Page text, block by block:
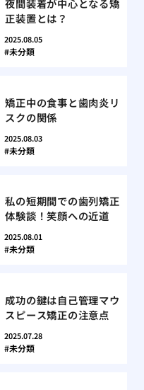
夜間装着が中心となる矯
正装置とは？
2025.08.05
未分類
矯正中の食事と歯肉炎リ
スクの関係
2025.08.03
未分類
私の短期間での歯列矯正
体験談！笑顔への近道
2025.08.01
未分類
成功の鍵は自己管理マウ
スピース矯正の注意点
2025.07.28
未分類